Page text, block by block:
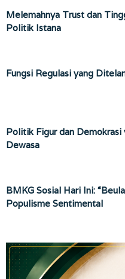
Melemahnya Trust dan
Politik Istana
Fungsi Regulasi yang
Politik Figur dan Demokrasi
Dewasa
BMKG Sosial Hari Ini:
Populisme Sentimental